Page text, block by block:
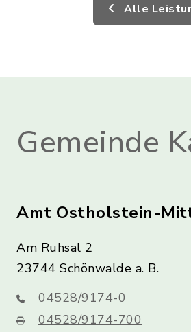
Alle
Gemeinde
Amt Ostholstein-
Am Ruhsal 2
23744 Schönwalde a. B.
04528/9174-0
04528/9174-700